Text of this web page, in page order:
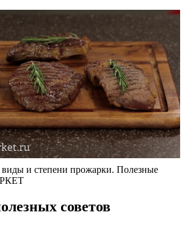
и степени прожарки. Полезные
советов